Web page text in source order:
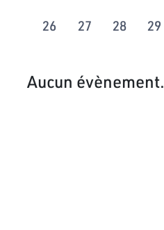
26 27 28 29
Aucun évènement.